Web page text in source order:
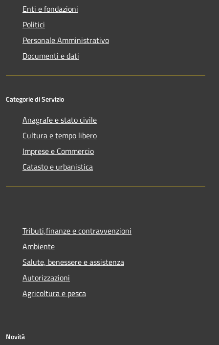
Enti e fondazioni
Politici
Personale Amministrativo
Documenti e dati
Categorie di Servizio
Anagrafe e stato civile
Cultura e tempo libero
Imprese e Commercio
Catasto e urbanistica
Tributi,finanze e contravvenzioni
Ambiente
Salute, benessere e assistenza
Autorizzazioni
Agricoltura e pesca
Novità